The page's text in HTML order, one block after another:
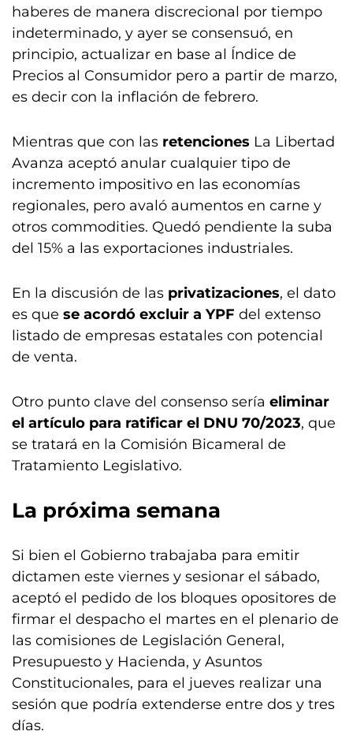
haberes de manera discrecional por tiempo
indeterminado, y ayer se consensuó, en
principio, actualizar en base al Índice de
Precios al Consumidor pero a partir de marzo,
es decir con la inflación de febrero.
Mientras que con las retenciones La Libertad
Avanza aceptó anular cualquier tipo de
incremento impositivo en las economías
regionales, pero avaló aumentos en carne y
otros commodities. Quedó pendiente la suba
del 15% a las exportaciones industriales.
En la discusión de las privatizaciones, el dato
es que se acordó excluir a YPF del extenso
listado de empresas estatales con potencial
de venta.
Otro punto clave del consenso sería eliminar
el artículo para ratificar el DNU 70/2023, que
se tratará en la Comisión Bicameral de
Tratamiento Legislativo.
La próxima semana
Si bien el Gobierno trabajaba para emitir
dictamen este viernes y sesionar el sábado,
aceptó el pedido de los bloques opositores de
firmar el despacho el martes en el plenario de
las comisiones de Legislación General,
Presupuesto y Hacienda, y Asuntos
Constitucionales, para el jueves realizar una
sesión que podría extenderse entre dos y tres
días.